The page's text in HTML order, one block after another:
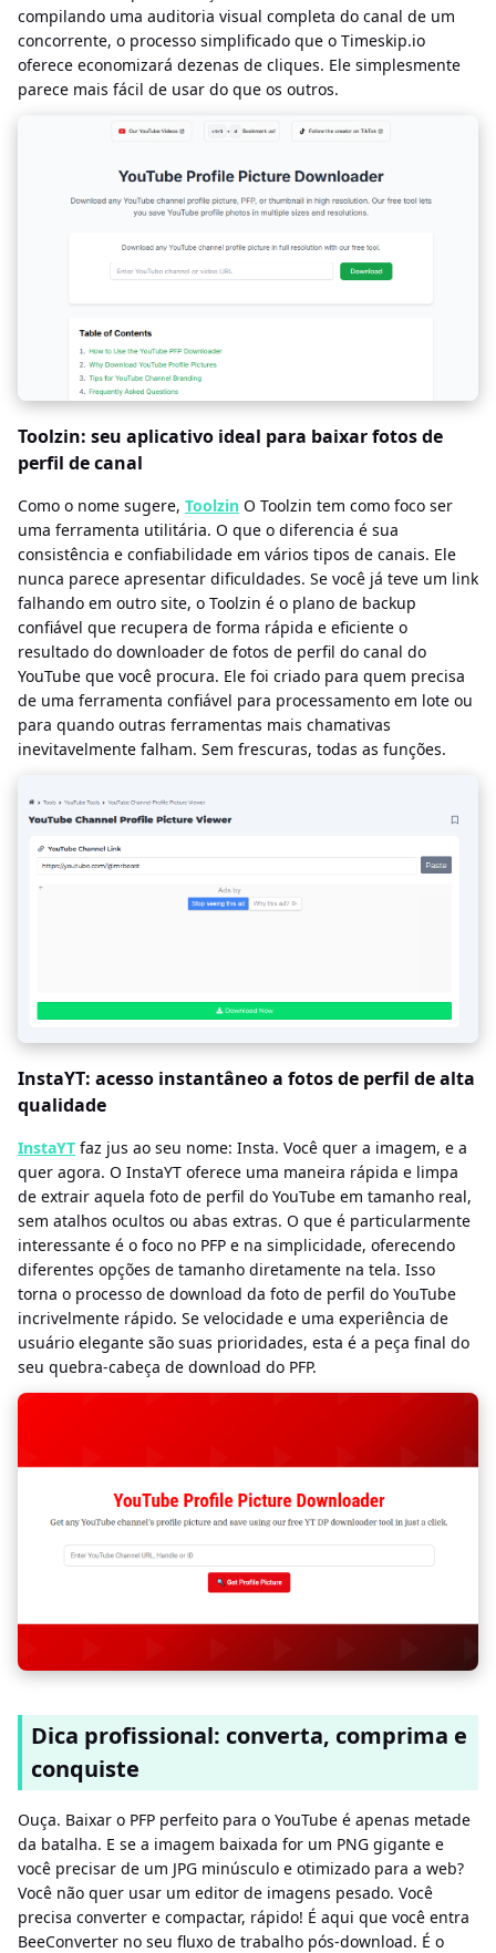
compilando uma auditoria visual completa do canal de um
concorrente, o processo simplificado que o Timeskip.io
oferece economizará dezenas de cliques. Ele simplesmente
parece mais fácil de usar do que os outros.
Toolzin: seu aplicativo ideal para baixar fotos de
perfil de canal
Como o nome sugere, Toolzin O Toolzin tem como foco ser
uma ferramenta utilitária. O que o diferencia é sua
consistência e confiabilidade em vários tipos de canais. Ele
nunca parece apresentar dificuldades. Se você já teve um link
falhando em outro site, o Toolzin é o plano de backup
confiável que recupera de forma rápida e eficiente o
resultado do downloader de fotos de perfil do canal do
YouTube que você procura. Ele foi criado para quem precisa
de uma ferramenta confiável para processamento em lote ou
para quando outras ferramentas mais chamativas
inevitavelmente falham. Sem frescuras, todas as funções.
InstaYT: acesso instantâneo a fotos de perfil de alta
qualidade
InstaYT faz jus ao seu nome: Insta. Você quer a imagem, e a
quer agora. O InstaYT oferece uma maneira rápida e limpa
de extrair aquela foto de perfil do YouTube em tamanho real,
sem atalhos ocultos ou abas extras. O que é particularmente
interessante é o foco no PFP e na simplicidade, oferecendo
diferentes opções de tamanho diretamente na tela. Isso
torna o processo de download da foto de perfil do YouTube
incrivelmente rápido. Se velocidade e uma experiência de
usuário elegante são suas prioridades, esta é a peça final do
seu quebra-cabeça de download do PFP.
Dica profissional: converta, comprima e
conquiste
Ouça. Baixar o PFP perfeito para o YouTube é apenas metade
da batalha. E se a imagem baixada for um PNG gigante e
você precisar de um JPG minúsculo e otimizado para a web?
Você não quer usar um editor de imagens pesado. Você
precisa converter e compactar, rápido! É aqui que você entra
BeeConverter no seu fluxo de trabalho pós-download. É o